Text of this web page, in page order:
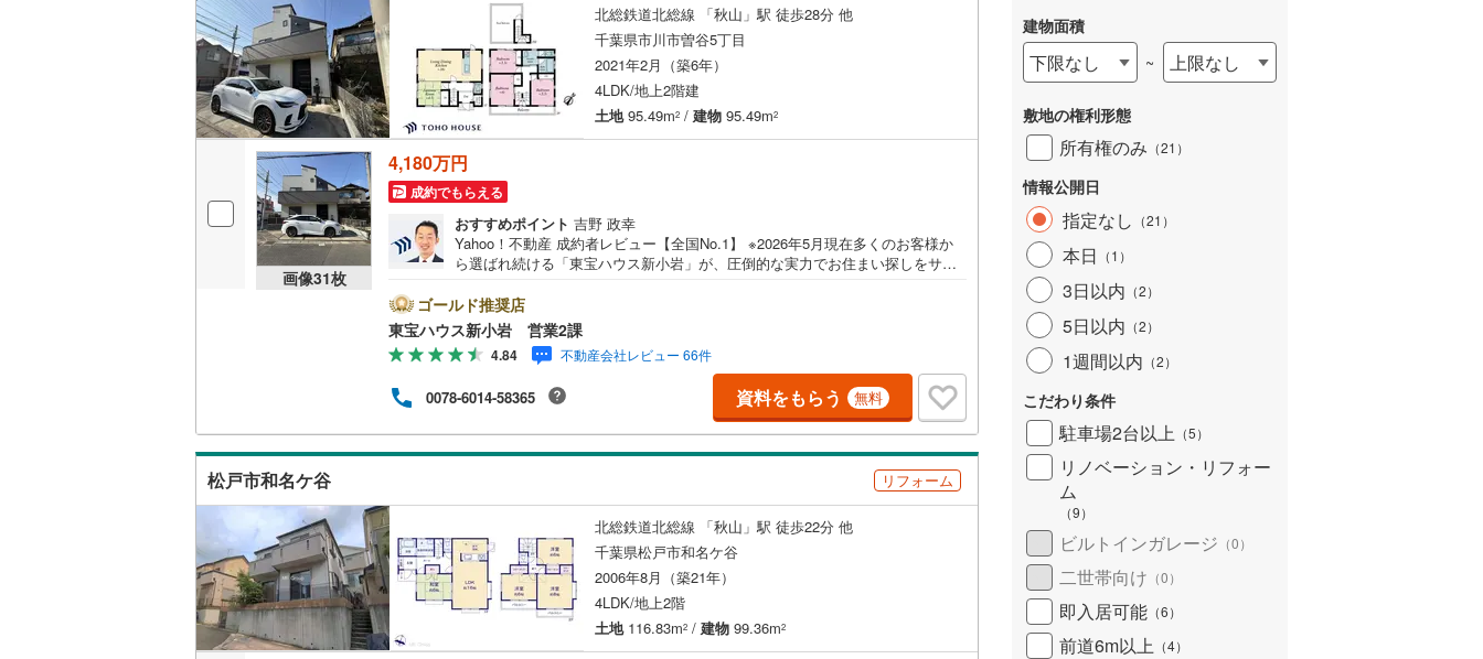
北総鉄道北総線 「秋山」駅 徒歩28分 他
千葉県市川市曽谷5丁目
2021年2月（築6年）
4LDK/地上2階建
土地95.49m2 / 建物 95.49m2
画像31枚
4,180万円
成約でもらえる
おすすめポイント 吉野 政幸
Yahoo！不動産 成約者レビュー【全国No.1】 ※2026年5月現在多くのお客様か
ら選ばれ続ける「東宝ハウス新小岩」が、圧倒的な実力でお住まい探しをサポ
スムーズです。ご自宅への送迎・最寄駅でのお待ち合わせ等、お気軽にご相談
ください。 選ばれる3つの「圧倒的メリット」 （1）【業界最低水準の提携住宅
ローン】「他社で断られた」「借入がある」方も独自審査で多数承認！優遇金
利と各種手数料0円でお得に。（2）【未来カレンダーで資金の不安ゼロへ】専
用ソフトで将来の家計を無料シミュレーション。「月々いくらなら安心か」を
プロが明確にします。（3）【ご購入後の生涯サポート】売って終わりではあり
ません。専属FPがお引渡し後も一生涯お守りします。 Yahoo！不動産キャンペ
ーン対象店舗 当店でのご成約でPayPayボーナスがもらえるキャンペーン対象
です！※必ずYahoo！ JAPAN IDでログインの上お問い合わせください。
ゴールド推奨店
東宝ハウス新小岩 営業2課
4.84 不動産会社レビュー 66件
0078-6014-58365 資料をもらう 無料
松戸市和名ケ谷 リフォーム
北総鉄道北総線 「秋山」駅 徒歩22分 他
千葉県松戸市和名ケ谷
2006年8月（築21年）
4LDK/地上2階
土地116.83m2 / 建物 99.36m2
建物面積
下限なし ~ 上限なし
敷地の権利形態
所有権のみ （21 ）
情報公開日
指定なし （21 ）
本日 （1 ）
3日以内 （2）
5日以内 （2）
1週間以内 （2）
こだわり条件
駐車場2台以上 （5）
リノベーション・リフォー
ム
（9）
ビルトインガレージ （0）
二世帯向け （0）
即入居可能 （6）
前道6m以上 （4）
相模鉄道いずみ野線
) 相模鉄道新横浜線( 横浜シーサイドライン
横浜高速鉄道みなとみらい線(33) 湘南モノレール江の島線(70)
箱根登山鉄道(17) 箱根登山ケーブルカー 富士急行線(30)
伊豆箱根鉄道大雄山線
東葉高速鉄道(133
多摩モノレール
ディズニーリゾートライン